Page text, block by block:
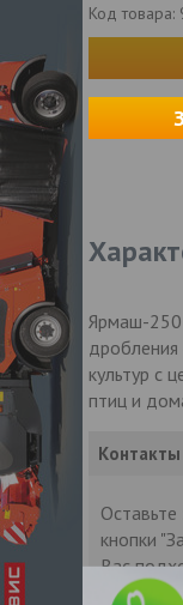
Код товара:
Ярмаш-250
дробления
культур с
птиц и
кнопки
Вас